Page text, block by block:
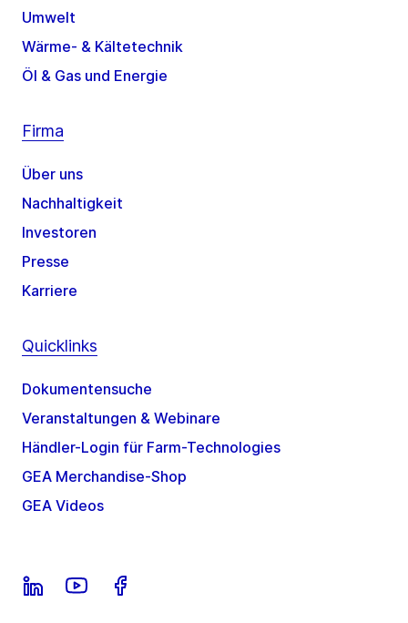
Umwelt
Wärme- & Kältetechnik
Öl & Gas und Energie
Firma
Über uns
Nachhaltigkeit
Investoren
Presse
Karriere
Quicklinks
Dokumentensuche
Veranstaltungen & Webinare
Händler-Login für Farm-Technologies
GEA Merchandise-Shop
GEA Videos